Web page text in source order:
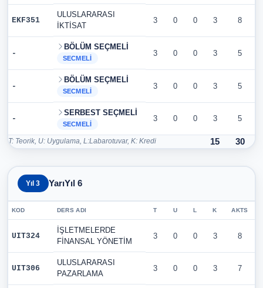
EKF351
ULUSLARARASI
İKTİSAT
3 0 0 3 8
-
BÖLÜM SEÇMELİ
SECMELI
3 0 0 3 5
-
BÖLÜM SEÇMELİ
SECMELI
3 0 0 3 5
-
SERBEST SEÇMELİ
SECMELI
3 0 0 3 5
T: Teorik, U: Uygulama, L:Labarotuvar, K: Kredi 15 30
Yıl 3 YarıYıl 6
KOD DERS ADI T U L K AKTS
UIT324
İŞLETMELERDE
FİNANSAL YÖNETİM
3 0 0 3 8
UIT306
ULUSLARARASI
PAZARLAMA
3 0 0 3 7